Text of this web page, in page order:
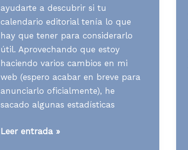
ayudarte a descubrir si tu
calendario editorial tenía lo que
hay que tener para considerarlo
útil. Aprovechando que estoy
haciendo varios cambios en mi
web (espero acabar en breve para
anunciarlo oficialmente), he
sacado algunas estadísticas
[Contenidos]
Leer entrada »